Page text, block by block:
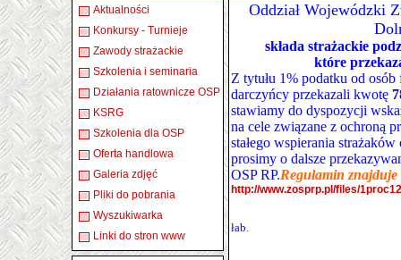
Aktualności
Konkursy - Turnieje
Zawody strażackie
Szkolenia i seminaria
Działania ratownicze OSP
KSRG
Szkolenia dla OSP
Oferta handlowa
Galeria zdjęć
Pliki do pobrania
Wyszukiwarka
Linki do stron www
Oddział Wojewódzki
składa strażackie
które
Z tytułu 1% podatku od
darczyńcy przekazali kwotę
stawiamy do dyspozycji
na cele związane z ochroną
stałego wspierania
prosimy o dalsze
OSP RP.Regulamin
http://www.zosprp.pl/files/
łab.